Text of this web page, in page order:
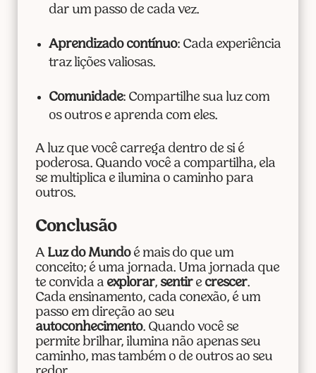
dar um passo de cada vez.
Aprendizado contínuo: Cada experiência
traz lições valiosas.
Comunidade: Compartilhe sua luz com
os outros e aprenda com eles.
A luz que você carrega dentro de si é
poderosa. Quando você a compartilha, ela
se multiplica e ilumina o caminho para
outros.
Conclusão
A Luz do Mundoé mais do que um
conceito; é uma jornada. Uma jornada que
te convida a explorar, sentire crescer.
Cada ensinamento, cada conexão, é um
passo em direção ao seu
autoconhecimento. Quando você se
permite brilhar, ilumina não apenas seu
caminho, mas também o de outros ao seu